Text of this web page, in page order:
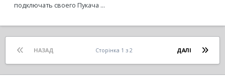
подключать своего Пукача ...
НАЗАД ДАЛІ
Сторінка 1 з 2